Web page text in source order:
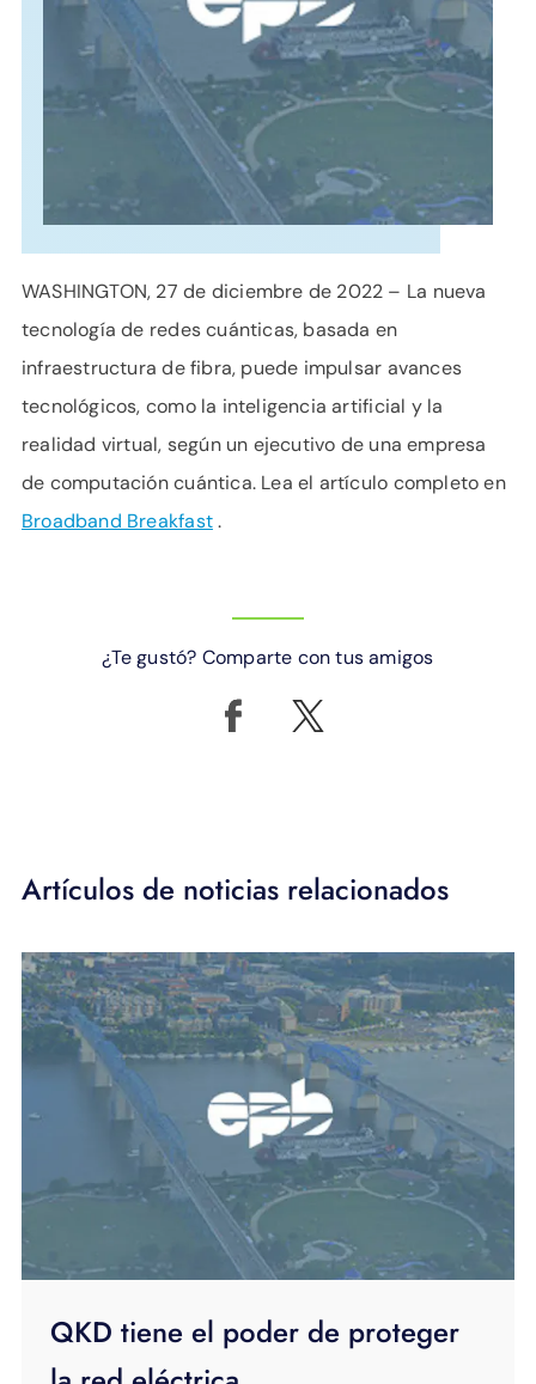
WASHINGTON, 27 de diciembre de 2022 – La nueva
tecnología de redes cuánticas, basada en
infraestructura de fibra, puede impulsar avances
tecnológicos, como la inteligencia artificial y la
realidad virtual, según un ejecutivo de una empresa
de computación cuántica. Lea el artículo completo en
Broadband Breakfast.
¿Te gustó? Comparte con tus amigos
Artículos de noticias relacionados
QKD tiene el poder de proteger